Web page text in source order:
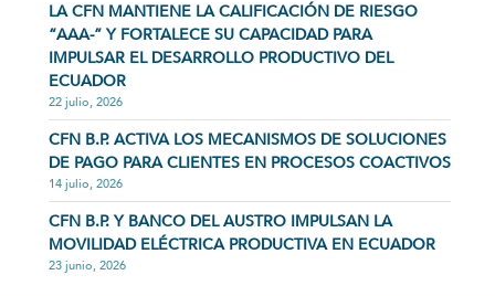
LA CFN MANTIENE LA CALIFICACIÓN DE RIESGO
“AAA-” Y FORTALECE SU CAPACIDAD PARA
IMPULSAR EL DESARROLLO PRODUCTIVO DEL
ECUADOR
22 julio, 2026
CFN B.P. ACTIVA LOS MECANISMOS DE SOLUCIONES
DE PAGO PARA CLIENTES EN PROCESOS COACTIVOS
14 julio, 2026
CFN B.P. Y BANCO DEL AUSTRO IMPULSAN LA
MOVILIDAD ELÉCTRICA PRODUCTIVA EN ECUADOR
23 junio, 2026